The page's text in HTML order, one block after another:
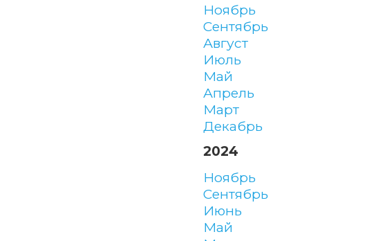
ноябрь
сентябрь
август
июль
май
апрель
март
декабрь
2024
ноябрь
сентябрь
июнь
май